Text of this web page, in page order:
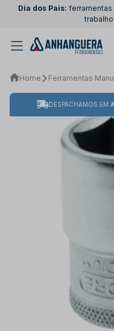
Dia dos Pais: ferramentas
Home Ferramentas
DESPACHAMOS EM